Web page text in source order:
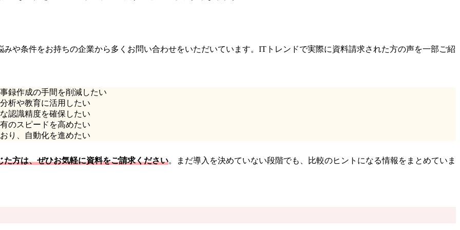
や条件をお持ちの企業から多くお問い合わせをいただいています。ITトレンドで実際に資料請求された方の声を一部ご紹
録作成の手間を削減したい
析や教育に活用したい
認識精度を確保したい
のスピードを高めたい
り、自動化を進めたい
方は、ぜひお気軽に資料をご請求ください。まだ導入を決めていない段階でも、比較のヒントになる情報をまとめていま